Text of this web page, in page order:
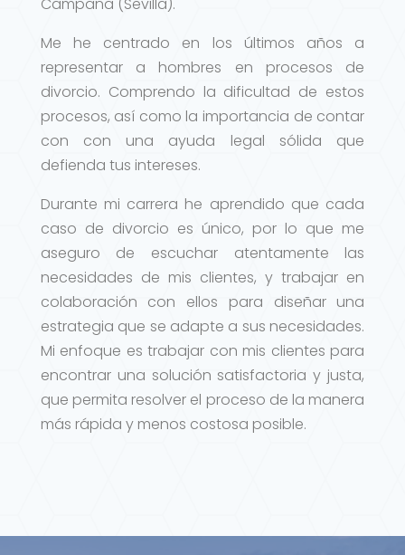
Me he centrado en los últimos años a
representar a hombres en procesos de
divorcio. Comprendo la dificultad de estos
procesos, así como la importancia de contar
con con una ayuda legal sólida que
defienda tus intereses.
Durante mi carrera he aprendido que cada
caso de divorcio es único, por lo que me
aseguro de escuchar atentamente las
necesidades de mis clientes, y trabajar en
colaboración con ellos para diseñar una
estrategia que se adapte a sus necesidades.
Mi enfoque es trabajar con mis clientes para
encontrar una solución satisfactoria y justa,
que permita resolver el proceso de la manera
más rápida y menos costosa posible.